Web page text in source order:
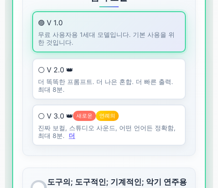
🟣 V 1.0
무료 사용자용 1세대 모델입니다. 기본 사용을 위
한 것입니다.
⚪ V 2.0 👑
더 똑똑한 프롬프트. 더 나은 혼합. 더 빠른 출력.
최대 8분.
⚪ V 3.0 👑 새로운 연례의
진짜 보컬, 스튜디오 사운드, 어떤 언어든 정확함,
최대 8분.
더
도구의; 도구적인; 기계적인; 악기 연주용